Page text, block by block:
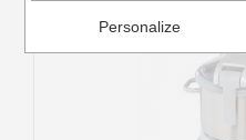
Personalize